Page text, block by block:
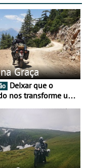
Graça
nos transforme um